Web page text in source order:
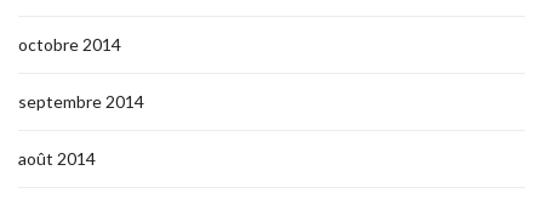
octobre 2014
septembre 2014
août 2014